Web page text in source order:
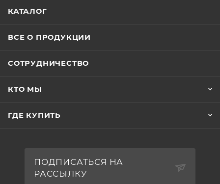
КАТАЛОГ
ВСЕ О ПРОДУКЦИИ
СОТРУДНИЧЕСТВО
КТО МЫ
ГДЕ КУПИТЬ
ПОДПИСАТЬСЯ НА
РАССЫЛКУ